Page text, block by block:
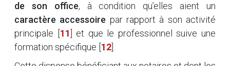
de son office, à condition qu’elles aient un
caractère accessoire par rapport à son activité
principale
11
et que le professionnel suive une
formation spécifique 12